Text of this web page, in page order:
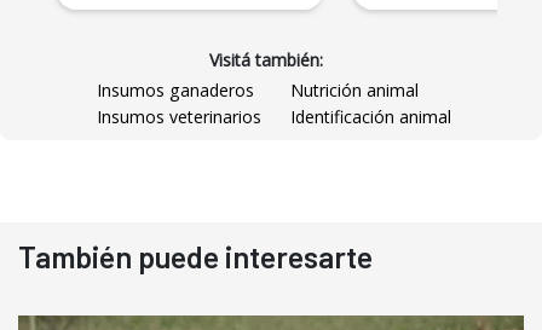
Visitá también:
Insumos ganaderos
Nutrición animal
Insumos veterinarios
Identificación animal
También puede interesarte